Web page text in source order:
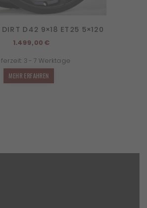
DIRT D42 9×18 ET25 5×120
1.499,00€
3 - 7 Werktage
MEHR ERFAHREN